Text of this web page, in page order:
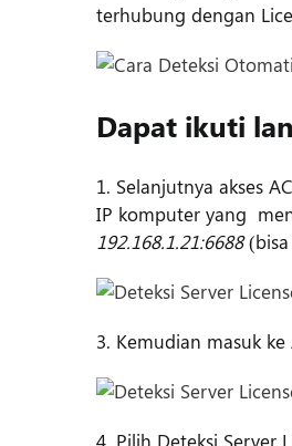
terhubung dengan
Dapat ikuti
1. Selanjutnya akses
IP komputer yang
192.168.1.21:6688(bisa
3. Kemudian masuk ke
4. Pilih Deteksi Server